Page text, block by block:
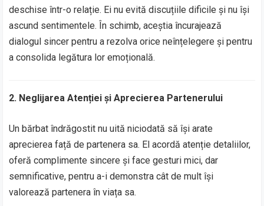
deschise într-o relație. Ei nu evită discuțiile dificile și nu își
ascund sentimentele. În schimb, aceștia încurajează
dialogul sincer pentru a rezolva orice neînțelegere și pentru
a consolida legătura lor emoțională.
2. Neglijarea Atenției și Aprecierea Partenerului
Un bărbat îndrăgostit nu uită niciodată să își arate
aprecierea față de partenera sa. El acordă atenție detaliilor,
oferă complimente sincere și face gesturi mici, dar
semnificative, pentru a-i demonstra cât de mult își
valorează partenera în viața sa.